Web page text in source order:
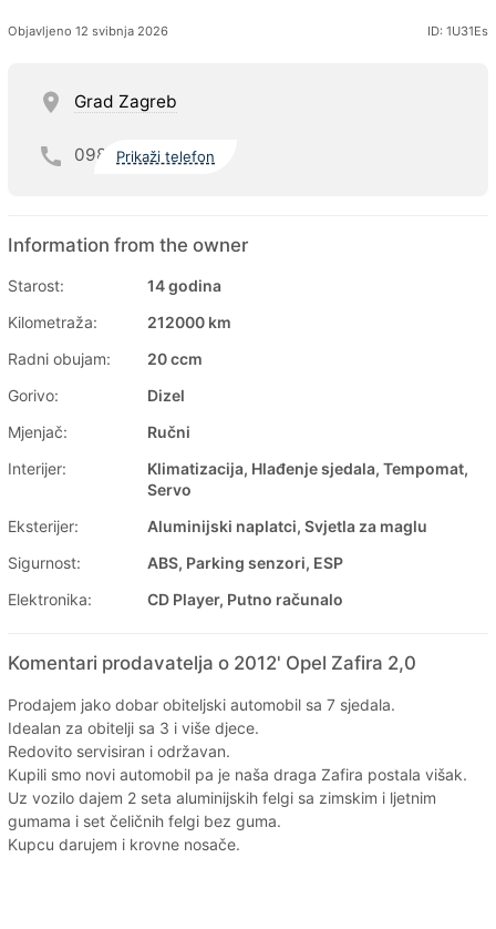
Objavljeno 12 svibnja 2026 ID: 1U31Es
Grad Zagreb
098 Prikaži telefon
Information from the owner
Starost:
14 godina
Kilometraža:
212000 km
Radni obujam:
20 ccm
Gorivo:
Dizel
Mjenjač:
Ručni
Interijer:
Klimatizacija, Hlađenje sjedala, Tempomat,
Servo
Eksterijer:
Aluminijski naplatci, Svjetla za maglu
Sigurnost:
ABS, Parking senzori, ESP
Elektronika:
CD Player, Putno računalo
Komentari prodavatelja o 2012' Opel Zafira 2,0
Prodajem jako dobar obiteljski automobil sa 7 sjedala.
Idealan za obitelji sa 3 i više djece.
Redovito servisiran i održavan.
Kupili smo novi automobil pa je naša draga Zafira postala višak.
Uz vozilo dajem 2 seta aluminijskih felgi sa zimskim i ljetnim
gumama i set čeličnih felgi bez guma.
Kupcu darujem i krovne nosače.